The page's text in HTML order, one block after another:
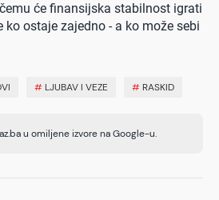
će finansijska stabilnost igrati
ko ostaje zajedno - a ko može sebi
# LJUBAV I VEZE # RASKID
u omiljene izvore na Google-u.